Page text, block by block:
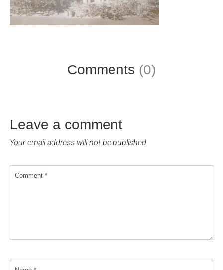
Comments (0)
Leave a comment
Your email address will not be published.
Comment *